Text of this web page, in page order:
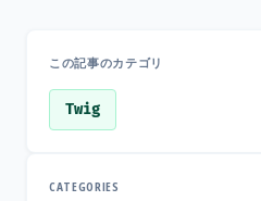
この記事のカテゴリ
Twig
CATEGORIES